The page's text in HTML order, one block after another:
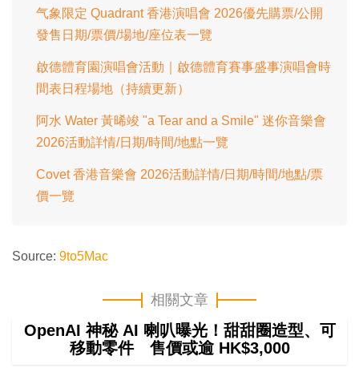
气象限定 Quadrant 香港演唱會 2026優先購票/公開
發售日期/票價/場地/座位表一覽
啟德體育園演唱會活動｜啟德體育賽事盛事演唱會時
間表日程場地（持續更新）
阿水 Water 黃晞竣 "a Tear and a Smile" 迷你音樂會
2026活動詳情/日期/時間/地點一覽
Covet 香港音樂會 2026活動詳情/日期/時間/地點/票
價一覽
Source: 9to5Mac
相關文章
OpenAI 神秘 AI 喇叭曝光！甜甜圈造型、可
移動零件 售價或逾 HK$3,000